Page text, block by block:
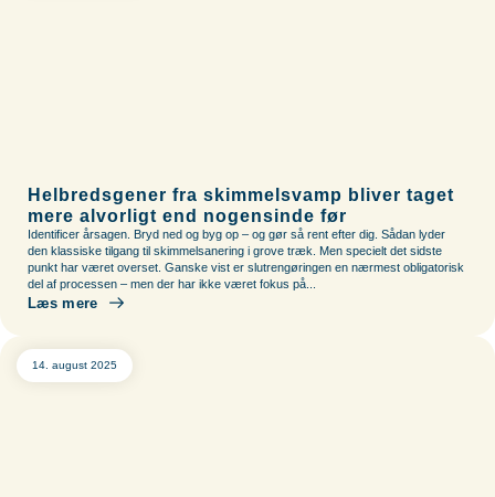
Helbredsgener fra skimmelsvamp bliver taget
mere alvorligt end nogensinde før
Identificer årsagen. Bryd ned og byg op – og gør så rent efter dig. Sådan lyder
den klassiske tilgang til skimmelsanering i grove træk. Men specielt det sidste
punkt har været overset. Ganske vist er slutrengøringen en nærmest obligatorisk
del af processen – men der har ikke været fokus på...
Læs mere
14. august 2025